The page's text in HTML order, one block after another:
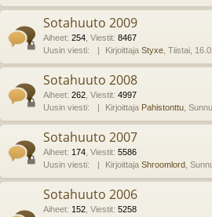
Sotahuuto 2009
Aiheet: 254 Viestit: 8467
Uusin viesti:
Kirjoittaja Styxe , Tiistai,
Sotahuuto 2008
Aiheet: 262 Viestit: 4997
Uusin viesti:
Kirjoittaja Pahistonttu ,
Sotahuuto 2007
Aiheet: 174 Viestit: 5586
Uusin viesti:
Kirjoittaja Shroomlord ,
Sotahuuto 2006
Aiheet: 152 Viestit: 5258